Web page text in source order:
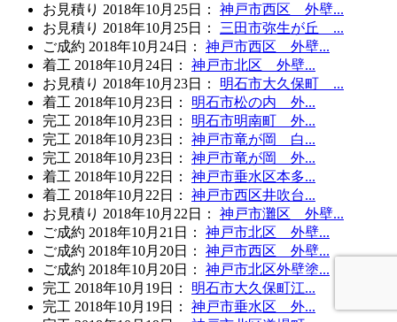
お見積り 2018年10月25日 ：
神戸市西区 外壁...
お見積り 2018年10月25日 ：
三田市弥生が丘 ...
ご成約 2018年10月24日 ：
神戸市西区 外壁...
着工 2018年10月24日 ：
神戸市北区 外壁...
お見積り 2018年10月23日 ：
明石市大久保町 ...
着工 2018年10月23日 ：
明石市松の内 外...
完工 2018年10月23日 ：
明石市明南町 外...
完工 2018年10月23日 ：
神戸市竜が岡 白...
完工 2018年10月23日 ：
神戸市竜が岡 外...
着工 2018年10月22日 ：
神戸市垂水区本多...
着工 2018年10月22日 ：
神戸市西区井吹台...
お見積り 2018年10月22日 ：
神戸市灘区 外壁...
ご成約 2018年10月21日 ：
神戸市北区 外壁...
ご成約 2018年10月20日 ：
神戸市西区 外壁...
ご成約 2018年10月20日 ：
神戸市北区外壁塗...
完工 2018年10月19日 ：
明石市大久保町江...
完工 2018年10月19日 ：
神戸市垂水区 外...